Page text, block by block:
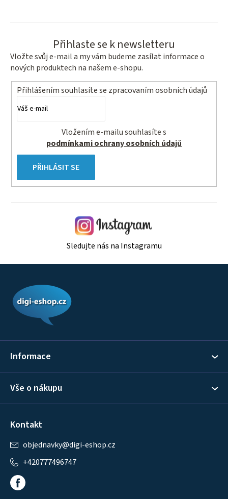
v
k
y
v
ý
s
u
Přihlaste se k newsletteru
Vložte svůj e-mail a my vám budeme zasílat informace o
nových produktech na našem e-shopu.
Přihlášením souhlasíte se zpracovaním osobních údajů
podmínkami ochrany osobních údajů
PŘIHLÁSIT SE
Sledujte nás na Instagramu
Informace
Vše o nákupu
Kontakt
objednavky@digi-eshop.cz
+420777496747